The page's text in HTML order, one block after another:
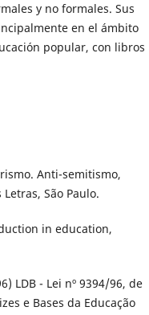
y no formales. Sus
en el ámbito
popular, con libros
Anti-semitismo,
São Paulo.
in education,
LDB - Lei nº 9394/96, de
e Bases da Educação